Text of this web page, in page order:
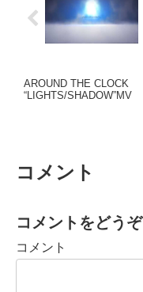
AROUND THE CLOCK
“LIGHTS/SHADOW”MV
コメント
コメントをどうぞ
コメント